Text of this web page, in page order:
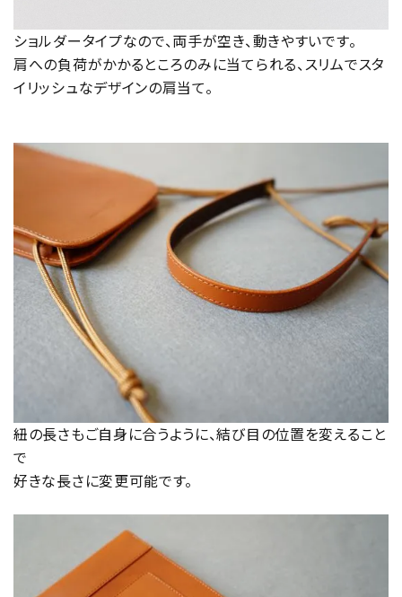
ショルダータイプなので、両手が空き、動きやすいです。
肩への負荷がかかるところのみに当てられる、スリムでスタ
イリッシュなデザインの肩当て。
紐の長さもご自身に合うように、結び目の位置を変えること
で
好きな長さに変更可能です。